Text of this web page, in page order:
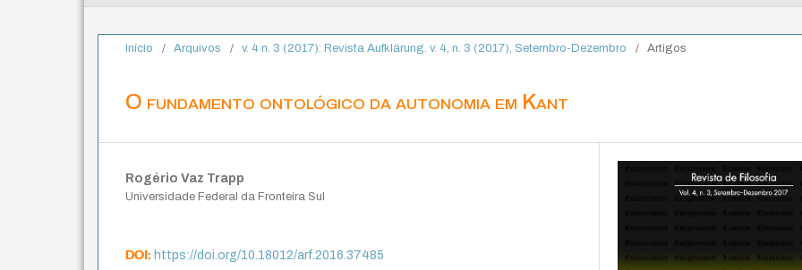
Início / Arquivos / v. 4 n. 3 (2017): Revista Aufklärung. v. 4, n. 3 (2017), Setembro-Dezembro / Artigos
O fundamento ontológico da autonomia em Kant
Rogério Vaz Trapp
Universidade Federal da Fronteira Sul
DOI:https://doi.org/10.18012/arf.2016.37485